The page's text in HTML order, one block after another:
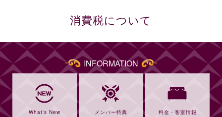
消費税について
INFORMATION
What's New メンバー特典 料金・客室情報